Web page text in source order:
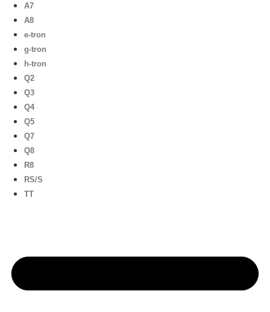
A7
A8
e-tron
g-tron
h-tron
Q2
Q3
Q4
Q5
Q7
Q8
R8
RS/S
TT